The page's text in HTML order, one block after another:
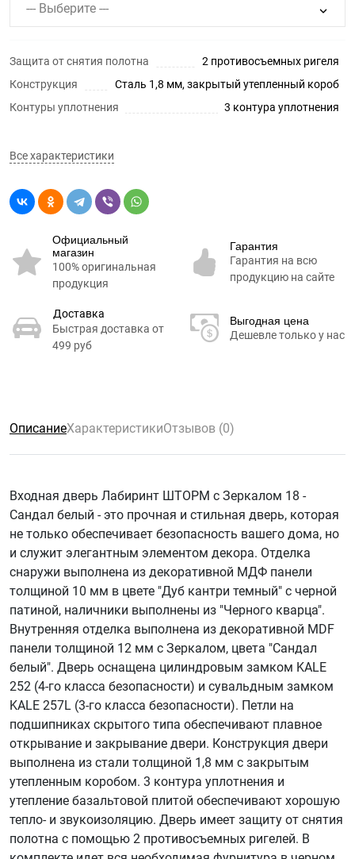
--- Выберите ---
Защита от снятия полотна
2 противосъемных ригеля
Конструкция
Сталь 1,8 мм, закрытый утепленный короб
Контуры уплотнения
3 контура уплотнения
Все характеристики
Официальный
магазин
100% оригинальная
продукция
Гарантия
Гарантия на всю
продукцию на сайте
Доставка
Быстрая доставка от
499 руб
Выгодная цена
Дешевле только у нас
ОписаниеХарактеристикиОтзывов (0)
Входная дверь Лабиринт ШТОРМ с Зеркалом 18 -
Сандал белый - это прочная и стильная дверь, которая
не только обеспечивает безопасность вашего дома, но
и служит элегантным элементом декора. Отделка
снаружи выполнена из декоративной МДФ панели
толщиной 10 мм в цвете "Дуб кантри темный" с черной
патиной, наличники выполнены из "Черного кварца".
Внутренняя отделка выполнена из декоративной MDF
панели толщиной 12 мм с Зеркалом, цвета "Сандал
белый". Дверь оснащена цилиндровым замком KALE
252 (4-го класса безопасности) и сувальдным замком
KALE 257L (3-го класса безопасности). Петли на
подшипниках скрытого типа обеспечивают плавное
открывание и закрывание двери. Конструкция двери
выполнена из стали толщиной 1,8 мм с закрытым
утепленным коробом. 3 контура уплотнения и
утепление базальтовой плитой обеспечивают хорошую
тепло- и звукоизоляцию. Дверь имеет защиту от снятия
полотна с помощью 2 противосъемных ригелей. В